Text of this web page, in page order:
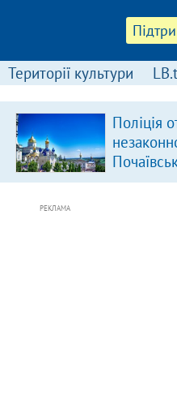
Території культури
Поліція
РЕКЛАМА